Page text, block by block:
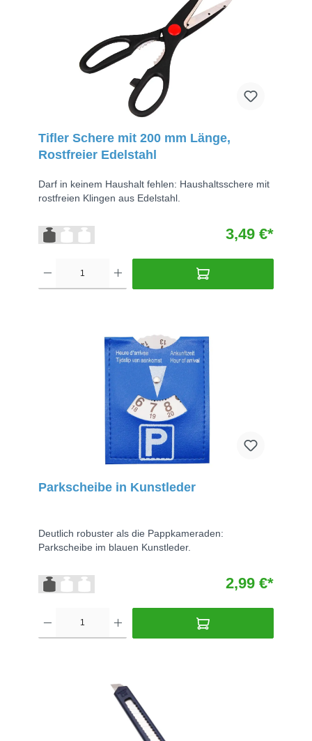
Tifler Schere mit 200 mm Länge,
Rostfreier Edelstahl
Darf in keinem Haushalt fehlen: Haushaltsschere mit
rostfreien Klingen aus Edelstahl.
3,49 €*
Parkscheibe in Kunstleder
Deutlich robuster als die Pappkameraden:
Parkscheibe im blauen Kunstleder.
2,99 €*